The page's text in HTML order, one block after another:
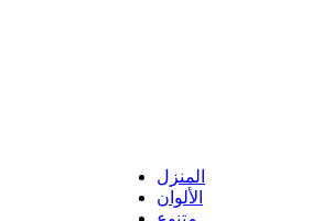
المنزل
الألوان